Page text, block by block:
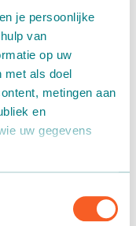
je persoonlijke
van
op uw
met als doel
metingen aan
en
uw gegevens
locatie,
Lier hebben wij een